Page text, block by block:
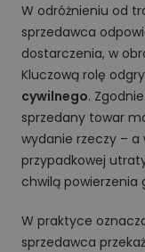
W odróżnieniu od
sprzedawca
dostarczenia, w
Kluczową rolę
cywilnego.
sprzedany towar
wydanie rzeczy – a
przypadkowej
chwilą powierzenia
W praktyce
sprzedawca